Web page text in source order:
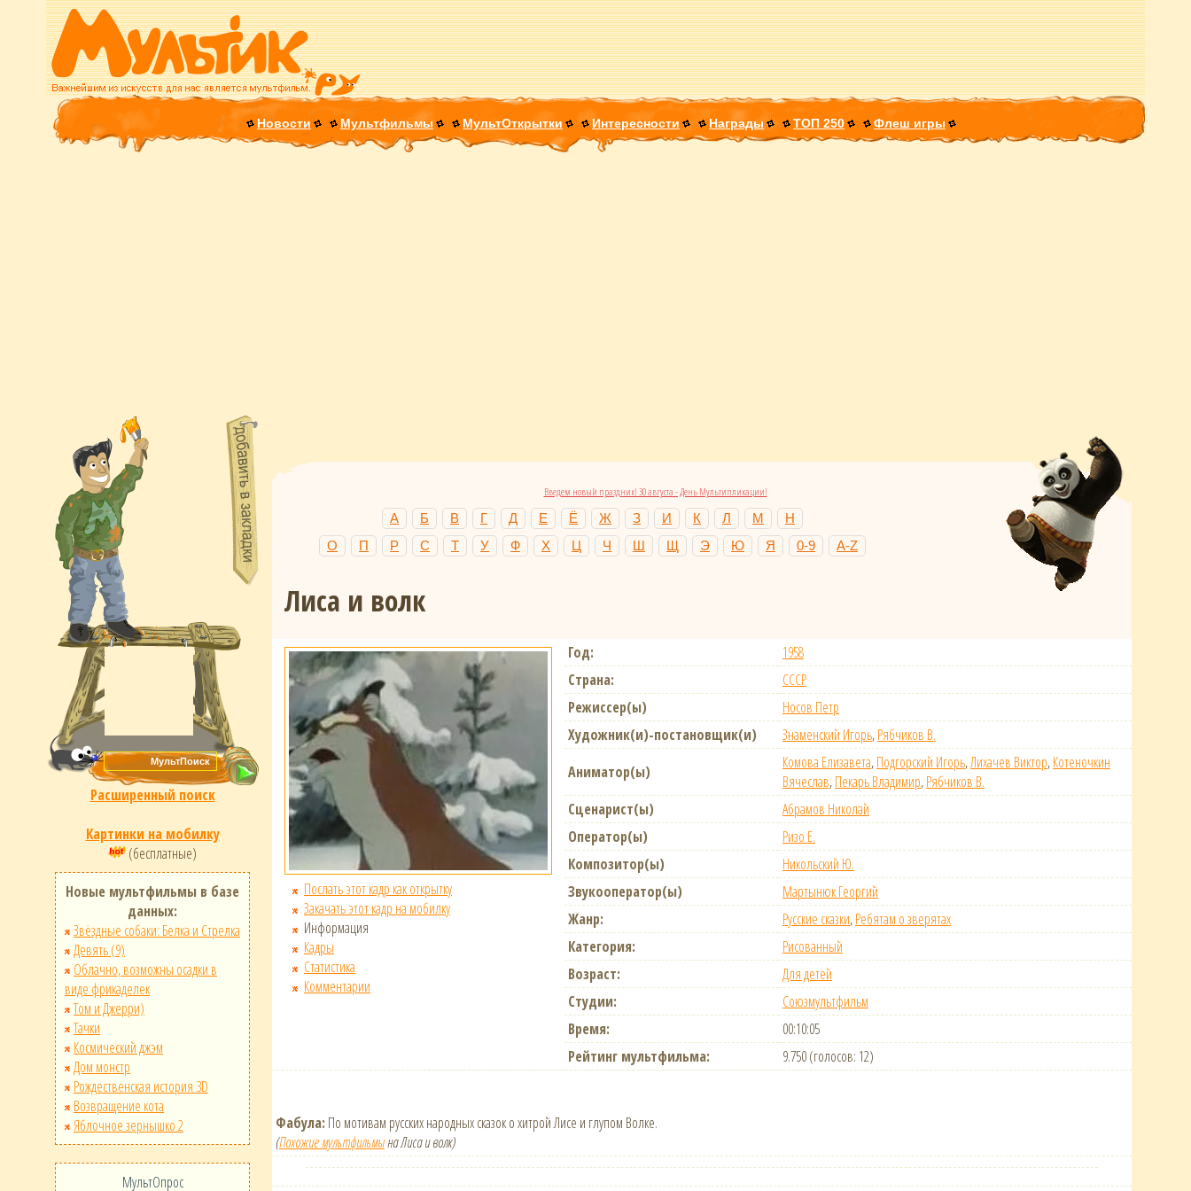
Новости Мультфильмы МультОткрытки Интересности Награды ТОП 250 Флеш игры
Расширенный поиск
Картинки на мобилку
(бесплатные)
Новые мультфильмы в базе
данных:
Звёздные собаки: Белка и Стрелка
Девять (9)
Облачно, возможны осадки в
виде фрикаделек
Том и Джерри)
Тачки
Космический джэм
Дом монстр
Рождественская история 3D
Возвращение кота
Яблочное зернышко 2
МультОпрос
Введем новый праздник! 30 августа - День Мультипликации!
А Б В Г Д Е Ё Ж З И К Л М
Н
О
П Р С Т У Ф Х Ц Ч Ш Щ Э Ю Я 0-9 A-Z
Лиса и волк
Послать этот кадр как открытку
Закачать этот кадр на мобилку
Информация
Кадры
Статистика
Комментарии
Год:
1958
Страна:
СССР
Режиссер(ы)
Носов Петр
Художник(и)-постановщик(и)
Знаменский Игорь,Рябчиков В.
Аниматор(ы)
Комова Елизавета,Подгорский Игорь,Лихачев Виктор,Котеночкин
Вячеслав,Пекарь Владимир,Рябчиков В.
Сценарист(ы)
Абрамов Николай
Оператор(ы)
Ризо Е.
Композитор(ы)
Никольский Ю.
Звукооператор(ы)
Мартынюк Георгий
Жанр:
Русские сказки,Ребятам о зверятах
Категория:
Рисованный
Возраст:
Для детей
Студии:
Союзмультфильм
Время:
00:10:05
Рейтинг мультфильма:
9.750 (голосов: 12)
Фабула: По мотивам русских народных сказок о хитрой Лисе и глупом Волке.
(Похожие мультфильмына Лиса и волк)